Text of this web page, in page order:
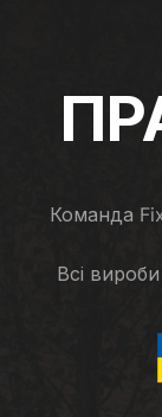
Команда
Всі